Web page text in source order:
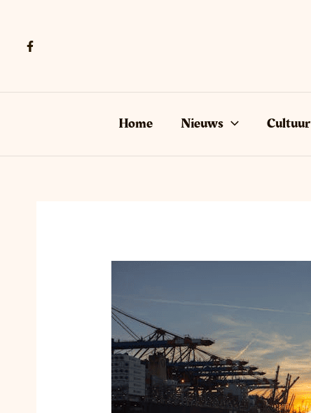
Home Nieuws Cultuur